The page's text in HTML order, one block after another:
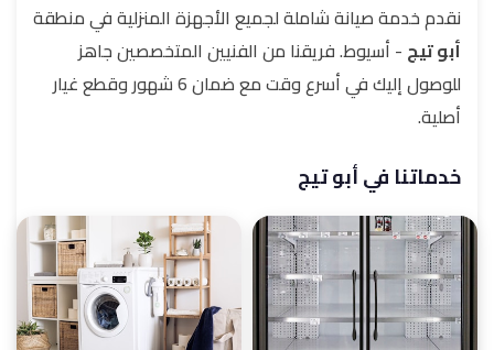
نقدم خدمة صيانة شاملة لجميع الأجهزة المنزلية في منطقة
أبو تيج - أسيوط. فريقنا من الفنيين المتخصصين جاهز
للوصول إليك في أسرع وقت مع ضمان 6 شهور وقطع غيار
أصلية.
خدماتنا في أبو تيج